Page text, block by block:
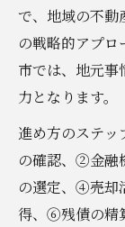
で、地域の不動
の戦略的アプロ
市では、地元事
力となります。
進め方のステ
の確認、②金融
の選定、④売却
得、⑥残債の精